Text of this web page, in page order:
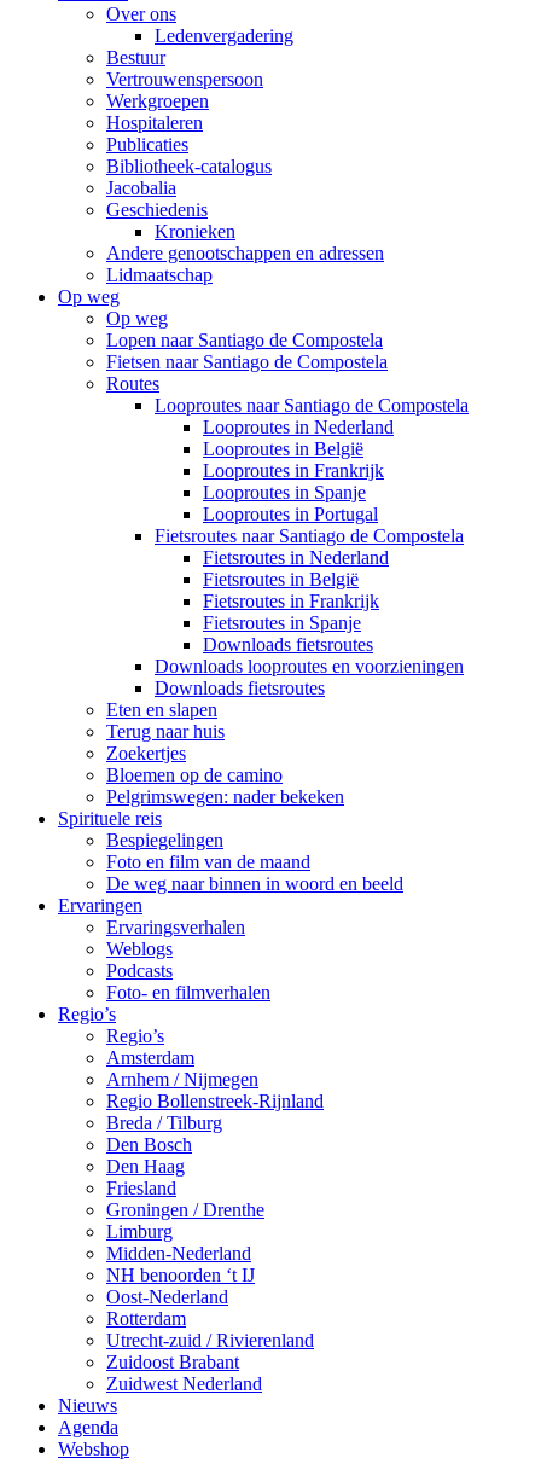
Over ons
Ledenvergadering
Bestuur
Vertrouwenspersoon
Werkgroepen
Hospitaleren
Publicaties
Bibliotheek-catalogus
Jacobalia
Geschiedenis
Kronieken
Andere genootschappen en adressen
Lidmaatschap
Op weg
Op weg
Lopen naar Santiago de Compostela
Fietsen naar Santiago de Compostela
Routes
Looproutes naar Santiago de Compostela
Looproutes in Nederland
Looproutes in België
Looproutes in Frankrijk
Looproutes in Spanje
Looproutes in Portugal
Fietsroutes naar Santiago de Compostela
Fietsroutes in Nederland
Fietsroutes in België
Fietsroutes in Frankrijk
Fietsroutes in Spanje
Downloads fietsroutes
Downloads looproutes en voorzieningen
Downloads fietsroutes
Eten en slapen
Terug naar huis
Zoekertjes
Bloemen op de camino
Pelgrimswegen: nader bekeken
Spirituele reis
Bespiegelingen
Foto en film van de maand
De weg naar binnen in woord en beeld
Ervaringen
Ervaringsverhalen
Weblogs
Podcasts
Foto- en filmverhalen
Regio’s
Regio’s
Amsterdam
Arnhem / Nijmegen
Regio Bollenstreek-Rijnland
Breda / Tilburg
Den Bosch
Den Haag
Friesland
Groningen / Drenthe
Limburg
Midden-Nederland
NH benoorden ‘t IJ
Oost-Nederland
Rotterdam
Utrecht-zuid / Rivierenland
Zuidoost Brabant
Zuidwest Nederland
Nieuws
Agenda
Webshop